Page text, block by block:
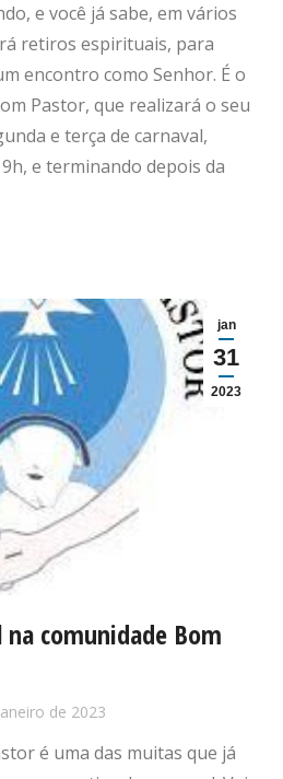
e você já sabe, em vários
retiros espirituais, para
encontro como Senhor. É o
Pastor, que realizará o seu
e terça de carnaval,
e terminando depois da
jan
31
2023
comunidade Bom
de 2023
é uma das muitas que já